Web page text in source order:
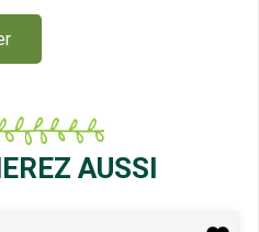
AUSSI